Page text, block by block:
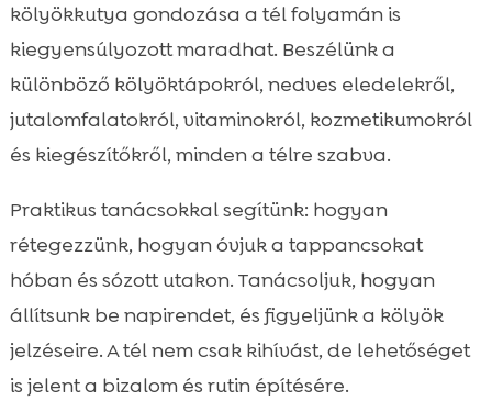
kölyökkutya gondozása a tél folyamán is
kiegyensúlyozott maradhat. Beszélünk a
különböző kölyöktápokról, nedves eledelekről,
jutalomfalatokról, vitaminokról, kozmetikumokról
és kiegészítőkről, minden a télre szabva.
Praktikus tanácsokkal segítünk: hogyan
rétegezzünk, hogyan óvjuk a tappancsokat
hóban és sózott utakon. Tanácsoljuk, hogyan
állítsunk be napirendet, és figyeljünk a kölyök
jelzéseire. A tél nem csak kihívást, de lehetőséget
is jelent a bizalom és rutin építésére.